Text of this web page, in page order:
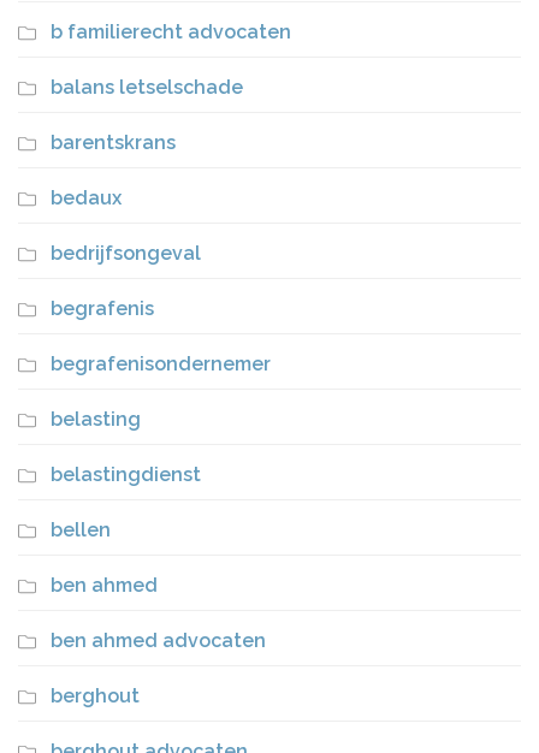
b familierecht advocaten
balans letselschade
barentskrans
bedaux
bedrijfsongeval
begrafenis
begrafenisondernemer
belasting
belastingdienst
bellen
ben ahmed
ben ahmed advocaten
berghout